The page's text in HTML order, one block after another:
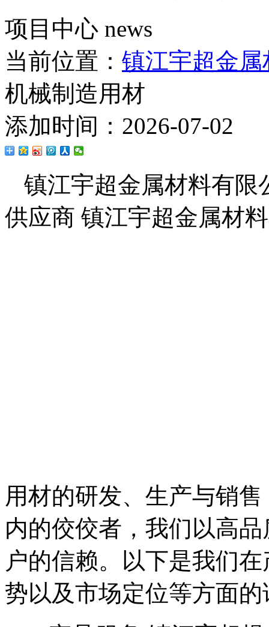
项目中心 news
当前位置： 镇江宇超金
机械制造用材
添加时间：2026-07-02
镇江宇超金属材料有
供应商 镇江宇超金属材
用材的研发、生产与销售
内的佼佼者，我们以高
户的信赖。以下是我们
势以及市场定位等方面